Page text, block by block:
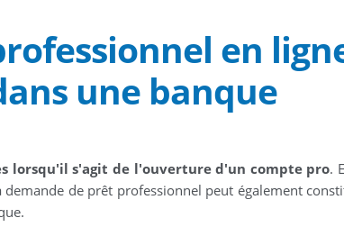
en
une banque
lorsqu'il s'agit de l'ouverture d'un compte pro.
de prêt professionnel peut également